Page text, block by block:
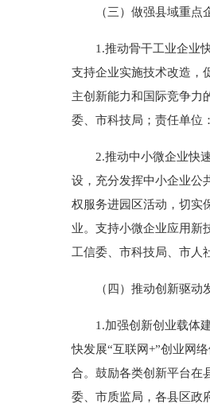
（三）做强县域重点
1.推动骨干工业企业快
支持企业实施技术改造，
主创新能力和国际竞争力
委、市科技局；责任单位
2.推动中小微企业快速
设，充分发挥中小企业公
权服务进园区活动，切实
业。支持小微企业应用新
工信委、市科技局、市人
（四）推动创新驱动
1.加强创新创业载体建
快发展“互联网+”创业网
合。鼓励各类创新平台在
委、市质监局，各县区政